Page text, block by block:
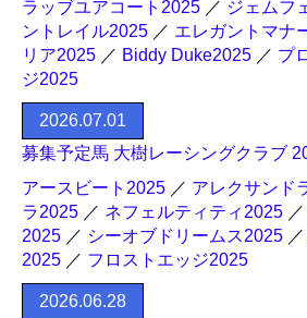
ラッブユアコート2025 ／ ジェムフ
ントレイル2025 ／ エレガントマナ
リア2025 ／ Biddy Duke2025 ／ プ
ジ2025
2026.07.01
募集予定馬 大樹レーシングクラブ
アースビート2025 ／ アレクサンド
ラ2025 ／ ネフェルティティ2025 ／
2025 ／ シーオブドリームス2025 ／
2025 ／ フロストエッジ2025
2026.06.28